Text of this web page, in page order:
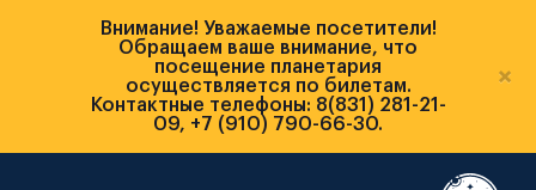
Внимание! Уважаемые посетители!
Обращаем ваше внимание, что
посещение планетария
осуществляется по билетам.
Контактные телефоны: 8(831) 281-21-
09, +7 (910) 790-66-30.
×